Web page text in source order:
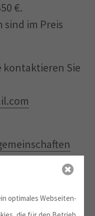
€.
sind im Preis
kontaktieren Sie
optimales Webseiten-